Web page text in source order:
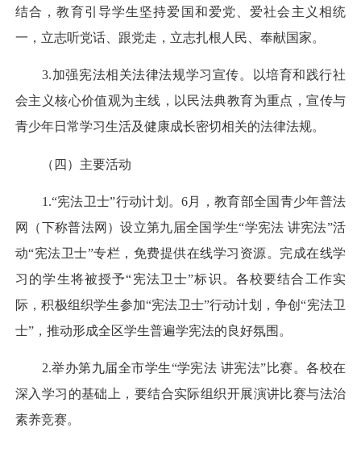
结合，教育引导学生坚持爱国和爱党、爱社会主义相统
一，立志听党话、跟党走，立志扎根人民、奉献国家。
3.加强宪法相关法律法规学习宣传。以培育和践行社
会主义核心价值观为主线，以民法典教育为重点，宣传与
青少年日常学习生活及健康成长密切相关的法律法规。
（四）主要活动
1.“宪法卫士”行动计划。6月，教育部全国青少年普法
网（下称普法网）设立第九届全国学生“学宪法 讲宪法”活
动“宪法卫士”专栏，免费提供在线学习资源。完成在线学
习的学生将被授予“宪法卫士”标识。各校要结合工作实
际，积极组织学生参加“宪法卫士”行动计划，争创“宪法卫
士”，推动形成全区学生普遍学宪法的良好氛围。
2.举办第九届全市学生“学宪法 讲宪法”比赛。各校在
深入学习的基础上，要结合实际组织开展演讲比赛与法治
素养竞赛。